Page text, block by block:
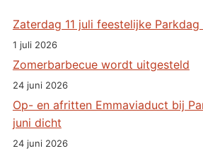
Zaterdag 11 juli feestelijke
1 juli 2026
Zomerbarbecue wordt uitgesteld
24 juni 2026
Op- en afritten Emmaviaduct bij
juni dicht
24 juni 2026